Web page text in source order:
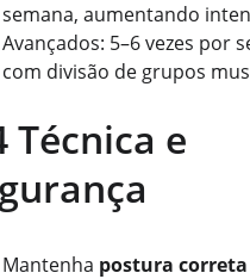
semana, aumentando
Avançados: 5–6 vezes por
com divisão de grupos
Técnica e
Mantenha postura correta